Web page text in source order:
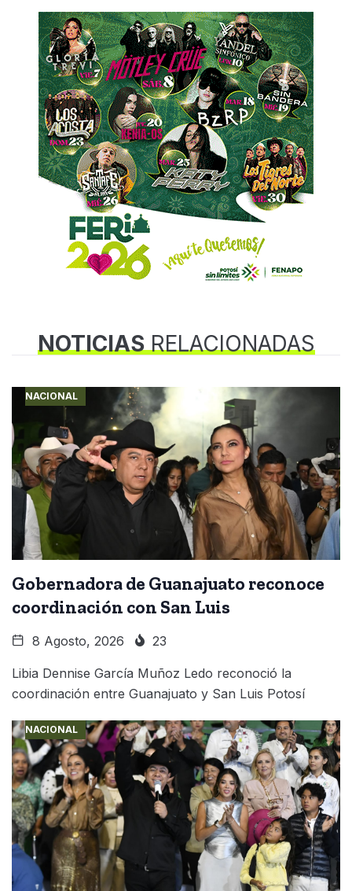
NOTICIASRELACIONADAS
NACIONAL
Gobernadora de Guanajuato reconoce
coordinación con San Luis
8 Agosto, 2026 23
Libia Dennise García Muñoz Ledo reconoció la
coordinación entre Guanajuato y San Luis Potosí
NACIONAL